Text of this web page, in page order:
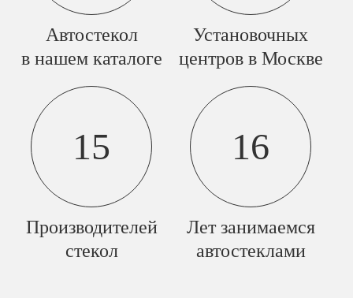
Автостекол
в нашем каталоге
Установочных
центров в Москве
15
Производителей
стекол
16
Лет занимаемся
автостеклами